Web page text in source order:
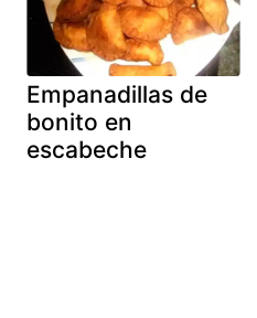
Empanadillas de
bonito en
escabeche